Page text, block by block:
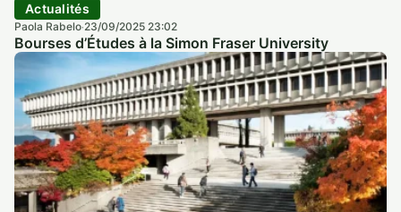
Actualités
Paola Rabelo·23/09/2025 23:02
Bourses d’Études à la Simon Fraser University